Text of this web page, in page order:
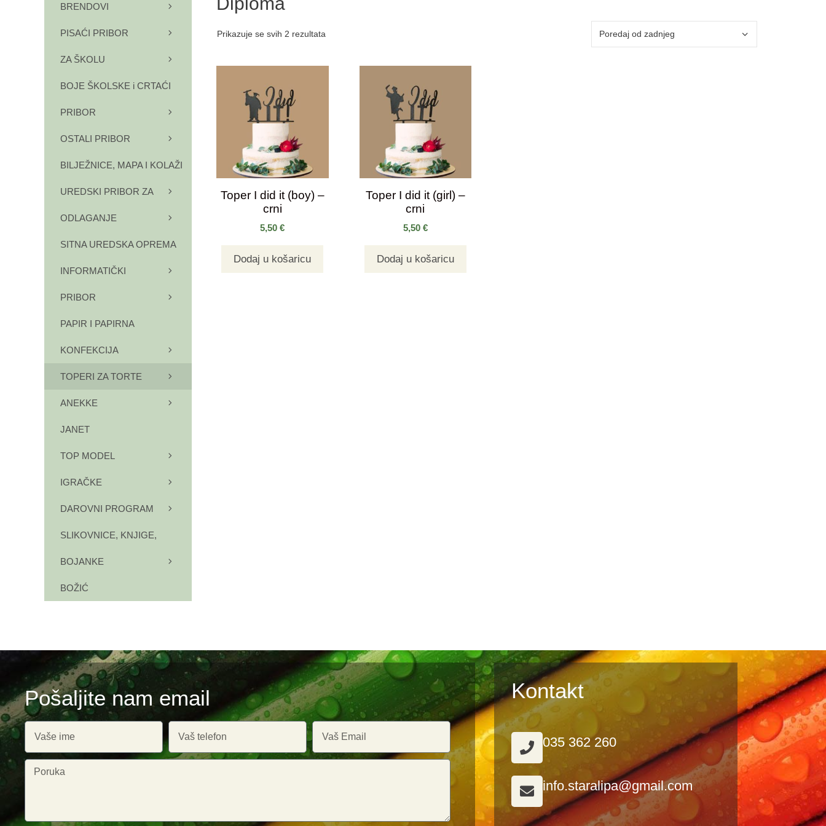
Prikazuje se svih 2 rezultata
Toper I did it (boy) –
crni
5,50€
Dodaj u košaricu
Toper I did it (girl) –
crni
5,50 €
Dodaj u košaricu
BRENDOVI
PISAĆI PRIBOR
ZA ŠKOLU
BOJE ŠKOLSKE i CRTAĆI
PRIBOR
OSTALI PRIBOR
BILJEŽNICE, MAPA I KOLAŽI
UREDSKI PRIBOR ZA
ODLAGANJE
SITNA UREDSKA OPREMA
INFORMATIČKI
PRIBOR
PAPIR I PAPIRNA
KONFEKCIJA
TOPERI ZA TORTE
ANEKKE
JANET
TOP MODEL
IGRAČKE
DAROVNI PROGRAM
SLIKOVNICE, KNJIGE,
BOJANKE
BOŽIĆ
Pošaljite nam email Kontakt
035 362 260
info.staralipa@gmail.com